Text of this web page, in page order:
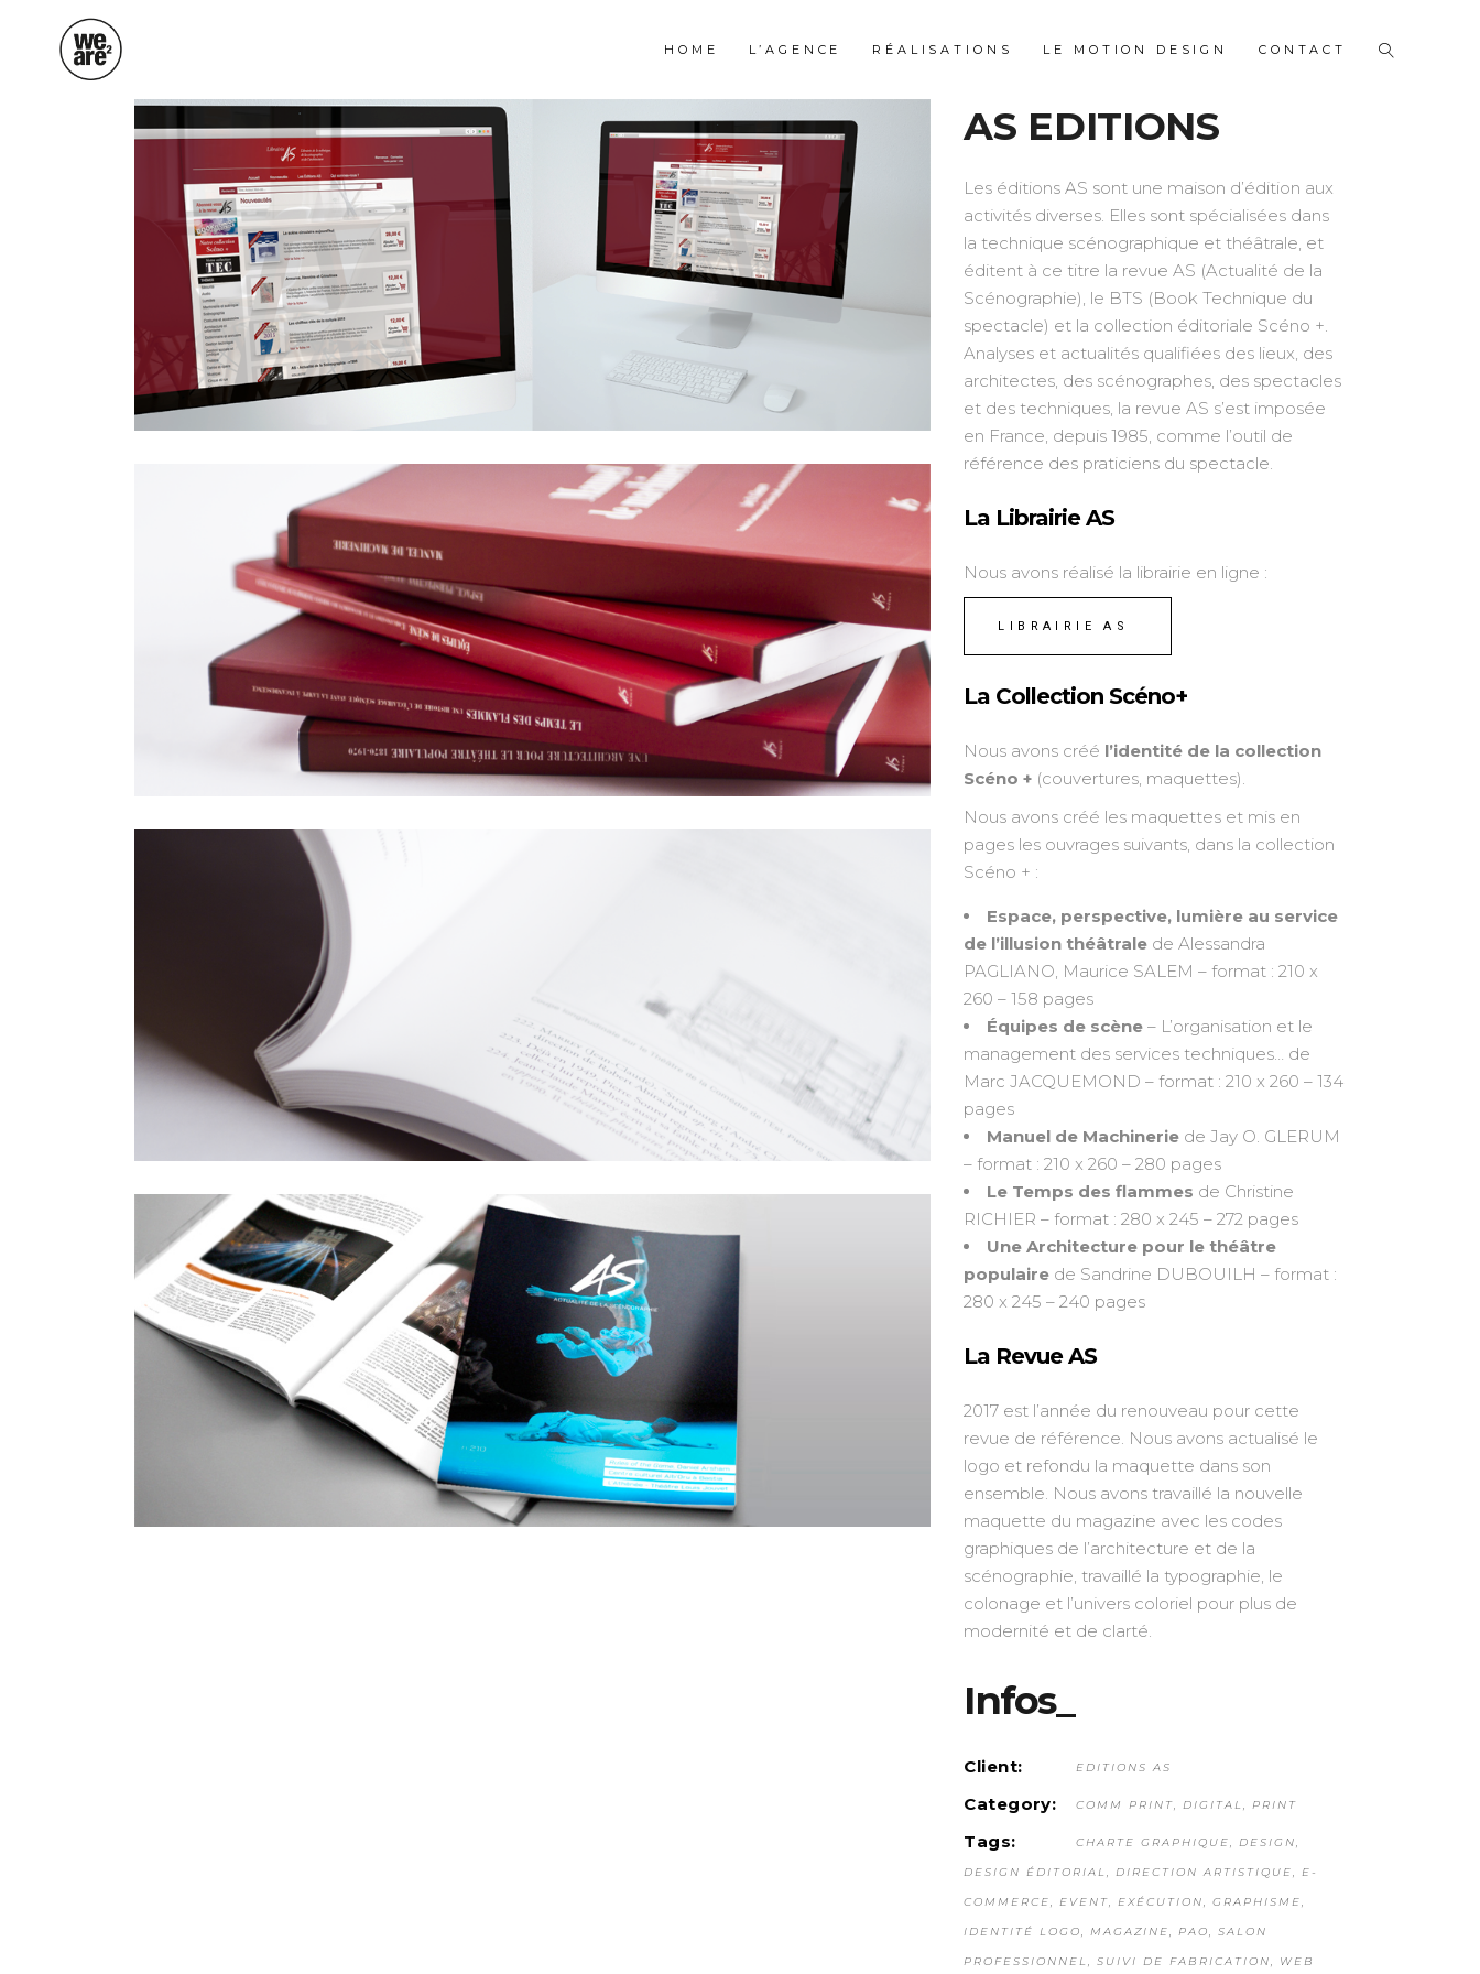
HOME L’AGENCE RÉALISATIONS LE MOTION DESIGN CONTACT
AS EDITIONS
Les éditions AS sont une maison d’édition aux
activités diverses. Elles sont spécialisées dans
la technique scénographique et théâtrale, et
éditent à ce titre la revue AS (Actualité de la
Scénographie), le BTS (Book Technique du
spectacle) et la collection éditoriale Scéno +.
Analyses et actualités qualifiées des lieux, des
architectes, des scénographes, des spectacles
et des techniques, la revue AS s’est imposée
en France, depuis 1985, comme l’outil de
référence des praticiens du spectacle.
La Librairie AS
Nous avons réalisé la librairie en ligne :
LIBRAIRIE AS
La Collection Scéno+
Nous avons créé l’identité de la collection
Scéno + (couvertures, maquettes).
Nous avons créé les maquettes et mis en
pages les ouvrages suivants, dans la collection
Scéno + :
Espace, perspective, lumière au service
de l’illusion théâtrale de Alessandra
PAGLIANO, Maurice SALEM – format : 210 x
260 – 158 pages
Équipes de scène – L’organisation et le
management des services techniques… de
Marc JACQUEMOND – format : 210 x 260 – 134
pages
Manuel de Machinerie de Jay O. GLERUM
– format : 210 x 260 – 280 pages
Le Temps des flammes de Christine
RICHIER – format : 280 x 245 – 272 pages
Une Architecture pour le théâtre
populaire de Sandrine DUBOUILH – format :
280 x 245 – 240 pages
La Revue AS
2017 est l’année du renouveau pour cette
revue de référence. Nous avons actualisé le
logo et refondu la maquette dans son
ensemble. Nous avons travaillé la nouvelle
maquette du magazine avec les codes
graphiques de l’architecture et de la
scénographie, travaillé la typographie, le
colonage et l’univers coloriel pour plus de
modernité et de clarté.
Infos_
Client: EDITIONS AS
Category: COMM PRINT DIGITAL PRINT
Tags: CHARTE GRAPHIQUE DESIGN
DESIGN ÉDITORIAL DIRECTION ARTISTIQUE E-
COMMERCE EVENT EXÉCUTION GRAPHISME
IDENTITÉ LOGO MAGAZINE PAO SALON
PROFESSIONNEL SUIVI DE FABRICATION WEB